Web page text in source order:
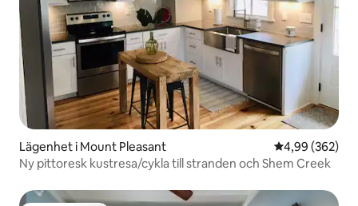
Lägenhet i Mount Pleasant 4,99 av 5 i
4,99 (362)
Ny pittoresk kustresa/cykla till stranden och Shem Creek